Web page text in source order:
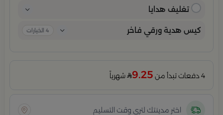
تغليف هدايا
كيس هدية ورقي فاخر 4 الخيارات
4 دفعات تبدأ من 9.25 شهرياً
اختر مدينتك لترى وقت التسليم